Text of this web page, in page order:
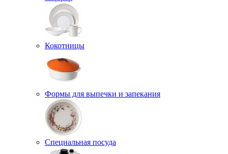
Кокотницы
Формы для выпечки и запекания
Специальная посуда